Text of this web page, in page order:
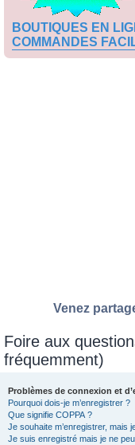
BOUTIQUES EN
COMMANDES
Venez
Foire aux
fréquemment)
Problèmes de connexion et
Pourquoi dois-je m’enregistrer ?
Que signifie COPPA ?
Je souhaite m’enregistrer, mais
Je suis enregistré mais je ne